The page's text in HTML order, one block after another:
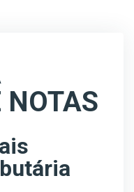
NOTAS